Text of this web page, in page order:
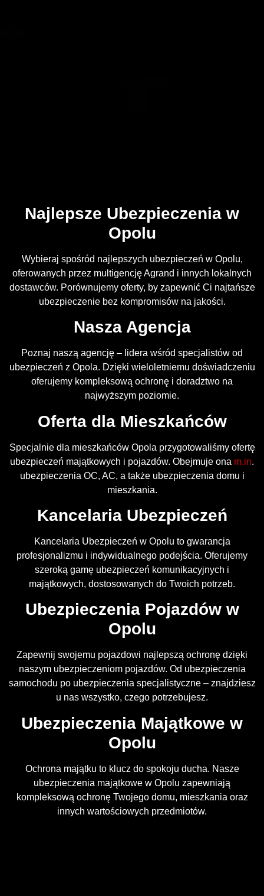
Najlepsze Ubezpieczenia w
Opolu
Wybieraj spośród najlepszych ubezpieczeń w Opolu,
oferowanych przez multigencję Agrand i innych lokalnych
dostawców. Porównujemy oferty, by zapewnić Ci najtańsze
ubezpieczenie bez kompromisów na jakości.
Nasza Agencja
Poznaj naszą agencję – lidera wśród specjalistów od
ubezpieczeń z Opola. Dzięki wieloletniemu doświadczeniu
oferujemy kompleksową ochronę i doradztwo na
najwyższym poziomie.
Oferta dla Mieszkańców
Specjalnie dla mieszkańców Opola przygotowaliśmy ofertę
ubezpieczeń majątkowych i pojazdów. Obejmuje ona m.in.
ubezpieczenia OC, AC, a także ubezpieczenia domu i
mieszkania.
Kancelaria Ubezpieczeń
Kancelaria Ubezpieczeń w Opolu to gwarancja
profesjonalizmu i indywidualnego podejścia. Oferujemy
szeroką gamę ubezpieczeń komunikacyjnych i
majątkowych, dostosowanych do Twoich potrzeb.
Ubezpieczenia Pojazdów w
Opolu
Zapewnij swojemu pojazdowi najlepszą ochronę dzięki
naszym ubezpieczeniom pojazdów. Od ubezpieczenia
samochodu po ubezpieczenia specjalistyczne – znajdziesz
u nas wszystko, czego potrzebujesz.
Ubezpieczenia Majątkowe w
Opolu
Ochrona majątku to klucz do spokoju ducha. Nasze
ubezpieczenia majątkowe w Opolu zapewniają
kompleksową ochronę Twojego domu, mieszkania oraz
innych wartościowych przedmiotów.